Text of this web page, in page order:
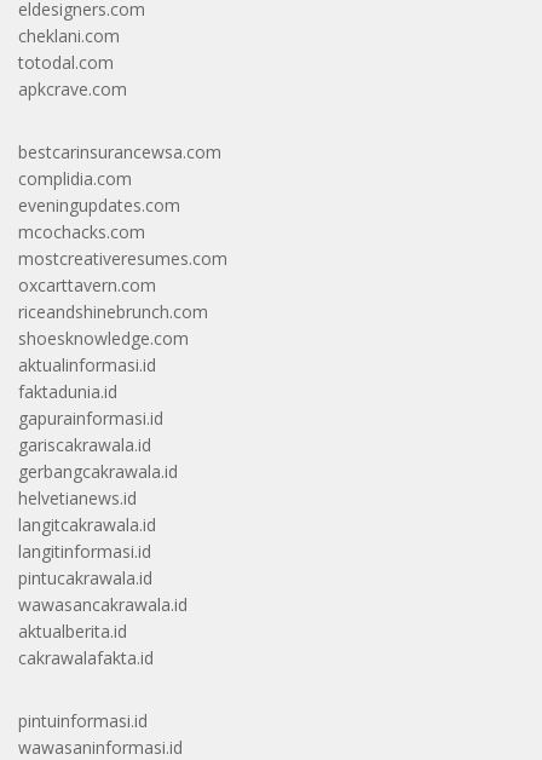
eldesigners.com
cheklani.com
totodal.com
apkcrave.com
bestcarinsurancewsa.com
complidia.com
eveningupdates.com
mcochacks.com
mostcreativeresumes.com
oxcarttavern.com
riceandshinebrunch.com
shoesknowledge.com
aktualinformasi.id
faktadunia.id
gapurainformasi.id
gariscakrawala.id
gerbangcakrawala.id
helvetianews.id
langitcakrawala.id
langitinformasi.id
pintucakrawala.id
wawasancakrawala.id
aktualberita.id
cakrawalafakta.id
pintuinformasi.id
wawasaninformasi.id